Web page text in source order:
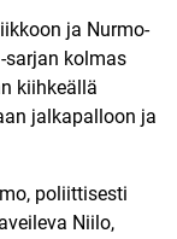
ja Nurmo-
sarjan kolmas
kiihkeällä
jalkapalloon ja
poliittisesti
Niilo,